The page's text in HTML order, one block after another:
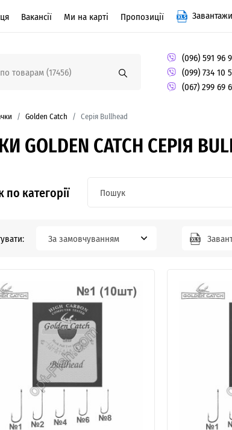
Вакансії Ми на карті Пропозиції
(096) 591 96
(099) 734 10
(067) 299 69
Golden Catch Серія Bullhead
GOLDEN CATCH СЕРІЯ
категорії
За замовчуванням